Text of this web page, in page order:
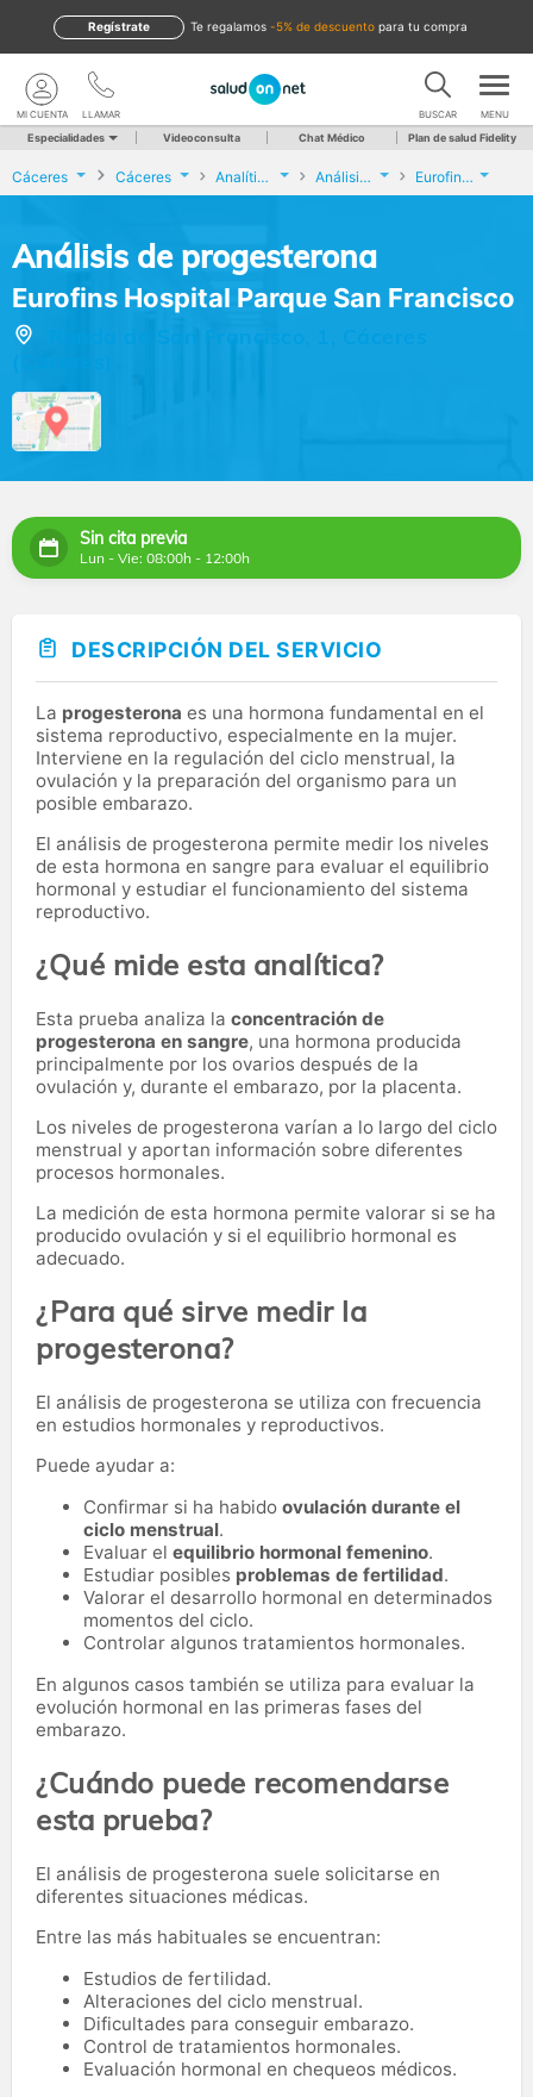
te regalamos -5% de descuento para tu compra
Regístrate
LLAMAR
MI CUENTA BUSCAR MENU
Especialidades Videoconsulta Chat Médico Plan de salud Fidelity
Cáceres Cáceres Analíticas y Genética Análisis de progesterona Eurofins Hospital Parque San Francisco
Análisis de progesterona
Eurofins Hospital Parque San Francisco
Sin cita previa
Lun - Vie: 08:00h - 12:00h
DESCRIPCIÓN DEL SERVICIO
La progesterona es una hormona fundamental en el
sistema reproductivo, especialmente en la mujer.
Interviene en la regulación del ciclo menstrual, la
ovulación y la preparación del organismo para un
posible embarazo.
El análisis de progesterona permite medir los niveles
de esta hormona en sangre para evaluar el equilibrio
hormonal y estudiar el funcionamiento del sistema
reproductivo.
¿Qué mide esta analítica?
Esta prueba analiza la concentración de
progesterona en sangre, una hormona producida
principalmente por los ovarios después de la
ovulación y, durante el embarazo, por la placenta.
Los niveles de progesterona varían a lo largo del ciclo
menstrual y aportan información sobre diferentes
procesos hormonales.
La medición de esta hormona permite valorar si se ha
producido ovulación y si el equilibrio hormonal es
adecuado.
¿Para qué sirve medir la
progesterona?
El análisis de progesterona se utiliza con frecuencia
en estudios hormonales y reproductivos.
Puede ayudar a:
Confirmar si ha habido ovulación durante el
ciclo menstrual.
Evaluar el equilibrio hormonal femenino.
Estudiar posibles problemas de fertilidad.
Valorar el desarrollo hormonal en determinados
momentos del ciclo.
Controlar algunos tratamientos hormonales.
En algunos casos también se utiliza para evaluar la
evolución hormonal en las primeras fases del
embarazo.
¿Cuándo puede recomendarse
esta prueba?
El análisis de progesterona suele solicitarse en
diferentes situaciones médicas.
Entre las más habituales se encuentran:
Estudios de fertilidad.
Alteraciones del ciclo menstrual.
Dificultades para conseguir embarazo.
Control de tratamientos hormonales.
Evaluación hormonal en chequeos médicos.